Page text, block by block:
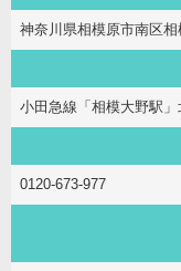
神奈川県相模原市南区
小田急線「相模大野駅
0120-673-977